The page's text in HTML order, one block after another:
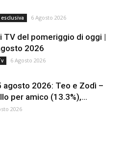
6 Agosto 2026
TV del pomeriggio di oggi |
2026
6 Agosto 2026
agosto 2026: Teo e Zodì –
per amico (13.3%),...
2026